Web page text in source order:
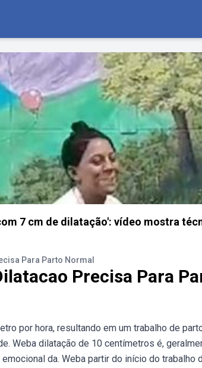
7 cm de dilatação': vídeo mostra
Para Parto Normal
Precisa Para
por hora, resultando em um trabalho de
Weba dilatação de 10 centímetros é,
da. Weba partir do início do trabalho